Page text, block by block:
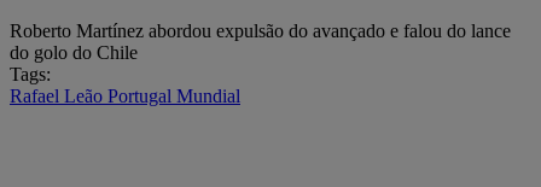
Roberto Martínez abordou expulsão do avançado e falou do lance
do golo do Chile
Tags:
Rafael Leão Portugal Mundial